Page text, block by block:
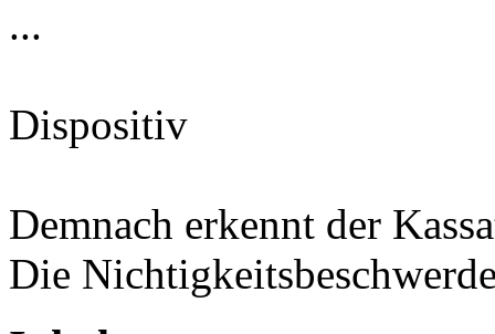
...
Dispositiv
Demnach erkennt der
Die